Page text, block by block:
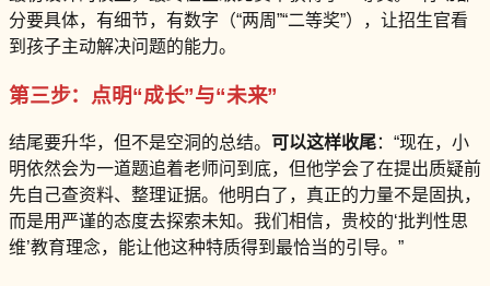
分要具体，有细节，有数字（“两周”“二等奖”），让招生官看
到孩子主动解决问题的能力。
第三步：点明“成长”与“未来”
结尾要升华，但不是空洞的总结。 可以这样收尾：“现在，小
明依然会为一道题追着老师问到底，但他学会了在提出质疑前
先自己查资料、整理证据。他明白了，真正的力量不是固执，
而是用严谨的态度去探索未知。我们相信，贵校的‘批判性思
维’教育理念，能让他这种特质得到最恰当的引导。”